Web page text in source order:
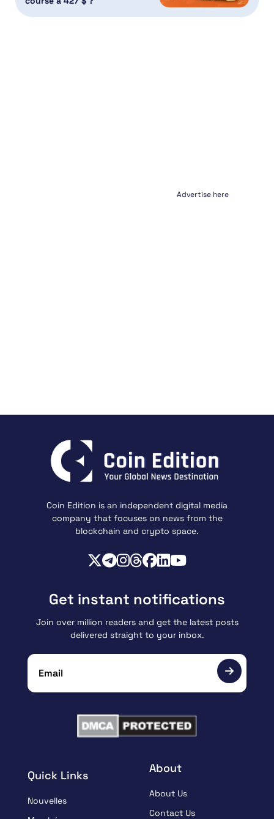
Advertise here
Coin Edition is an independent digital media
company that focuses on news from the
blockchain and crypto space.
Quick Links
Nouvelles
About
About Us
Contact Us
Get instant notifications
Join over million readers and get the latest posts
delivered straight to your inbox.